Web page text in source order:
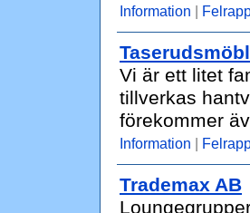
Information |
Vi är ett litet
tillverkas
förekommer
Information |
Trademax AB